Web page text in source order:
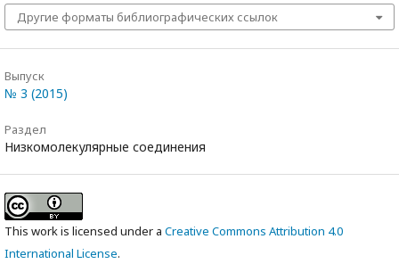
Другие форматы библиографических ссылок
Выпуск
№ 3 (2015)
Раздел
Низкомолекулярные соединения
This work is licensed under a Creative Commons Attribution 4.0
International License.